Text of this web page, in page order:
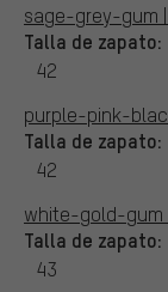
sage-grey-gum
Talla de zapato:
42
purple-pink-
Talla de zapato:
42
white-gold-gum
Talla de zapato:
43